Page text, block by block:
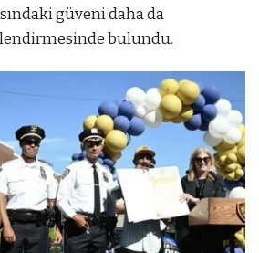
güveni daha da
bulundu.